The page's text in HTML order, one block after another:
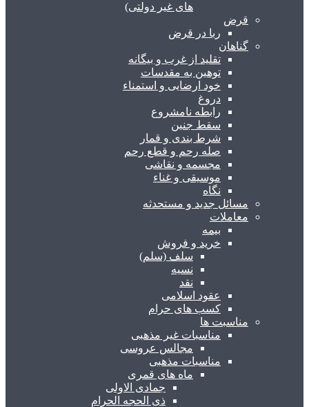
های غیر دولتی)
قرض
ربا در قرض
گناهان
تقلید از غرب و بیگانه
توهین به مقدسات
خود ارضایی و استمناء
دروغ
رابطه نامشروع
سقط جنین
شرط بندی و قمار
صله رحم و قطع رحم
مجسمه و نقاشی
موسیقی و غناء
نگاه
مسائل جدید و مستحدثه
معاملات
بیمه
خرید و فروش
سلف (سلم)
نسیه
نقد
عقود اسلامی
کسب های حرام
مناسبت ها
مناسبات غیر مذهبی
مجالس عروسی
مناسبات مذهبی
ماه های قمری
جمادی الاولی
ذی الحجه الحرام